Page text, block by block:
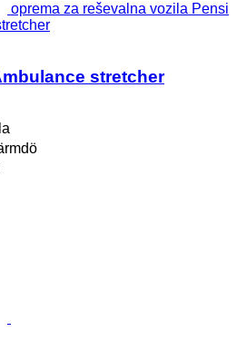
oprema za reševalna vozila Pensi
stretcher